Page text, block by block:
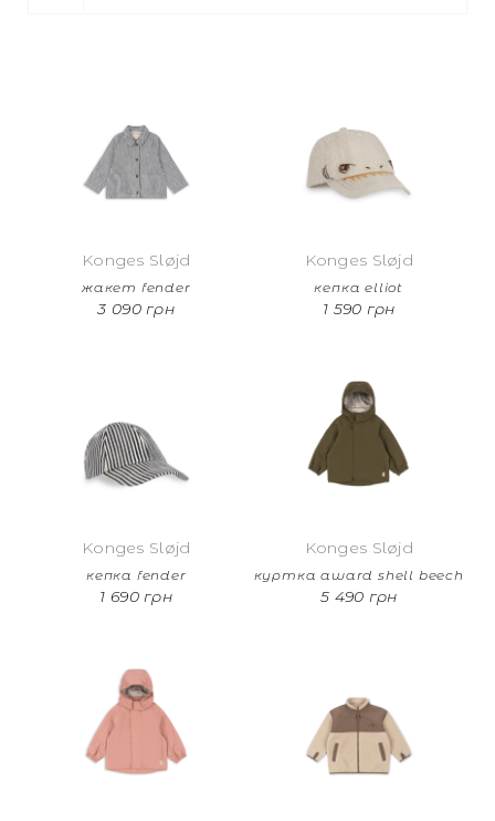
Konges Sløjd
жакет fender
3 090 грн
Konges Sløjd
кепка elliot
1 590 грн
Konges Sløjd
кепка fender
1 690 грн
Konges Sløjd
куртка award shell beech
5 490 грн